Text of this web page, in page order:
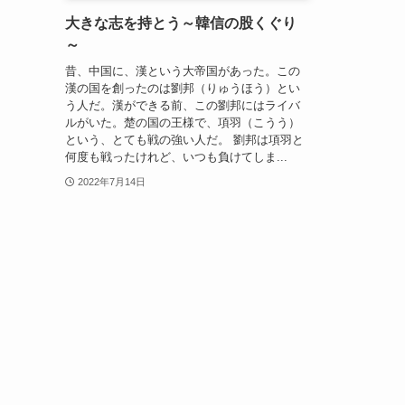
大きな志を持とう～韓信の股くぐり
～
昔、中国に、漢という大帝国があった。この
漢の国を創ったのは劉邦（りゅうほう）とい
う人だ。漢ができる前、この劉邦にはライバ
ルがいた。楚の国の王様で、項羽（こうう）
という、とても戦の強い人だ。 劉邦は項羽と
何度も戦ったけれど、いつも負けてしま...
2022年7月14日